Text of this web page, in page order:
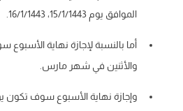
الموافق يوم 15/1/1443، 16/1/1443.
أما بالنسبة لإجازة نهاية الأسبوع سوف
والأثنين في شهر مارس.
وإجازة نهاية الأسبوع سوف تكون يوم